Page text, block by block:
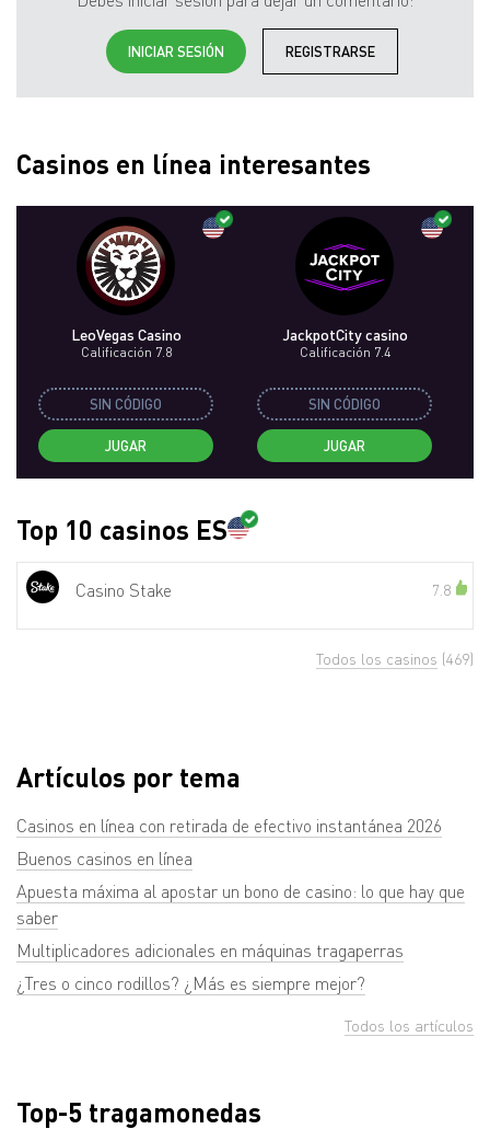
INICIAR SESIÓN REGISTRARSE
Casinos en línea interesantes
LeoVegas Casino
Calificación 7.8
SIN CÓDIGO
JUGAR
JackpotCity casino
Calificación 7.4
SIN CÓDIGO
JUGAR
Top 10 casinos ES
Casino Stake 7.8
Todos los casinos (469)
Artículos por tema
Casinos en línea con retirada de efectivo instantánea 2026
Buenos casinos en línea
Apuesta máxima al apostar un bono de casino: lo que hay que
saber
Multiplicadores adicionales en máquinas tragaperras
¿Tres o cinco rodillos? ¿Más es siempre mejor?
Todos los artículos
Top-5 tragamonedas